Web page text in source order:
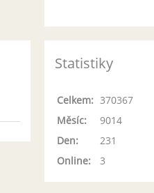
Statistiky
Online: 3
Celkem: 370367
Měsíc:
9014
Den:
231